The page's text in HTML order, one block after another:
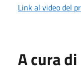
Link al video del
A cura di